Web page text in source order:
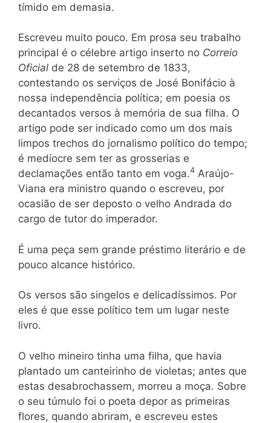
tímido em demasia.
Escreveu muito pouco. Em prosa seu trabalho
principal é o célebre artigo inserto no Correio
Oficial de 28 de setembro de 1833,
contestando os serviços de José Bonifácio à
nossa independência política; em poesia os
decantados versos à memória de sua filha. O
artigo pode ser indicado como um dos mais
limpos trechos do jornalismo político do tempo;
é medíocre sem ter as grosserias e
declamações então tanto em voga.4 Araújo-
Viana era ministro quando o escreveu, por
ocasião de ser deposto o velho Andrada do
cargo de tutor do imperador.
É uma peça sem grande préstimo literário e de
pouco alcance histórico.
Os versos são singelos e delicadíssimos. Por
eles é que esse político tem um lugar neste
livro.
O velho mineiro tinha uma filha, que havia
plantado um canteirinho de violetas; antes que
estas desabrochassem, morreu a moça. Sobre
o seu túmulo foi o poeta depor as primeiras
flores, quando abriram, e escreveu estes